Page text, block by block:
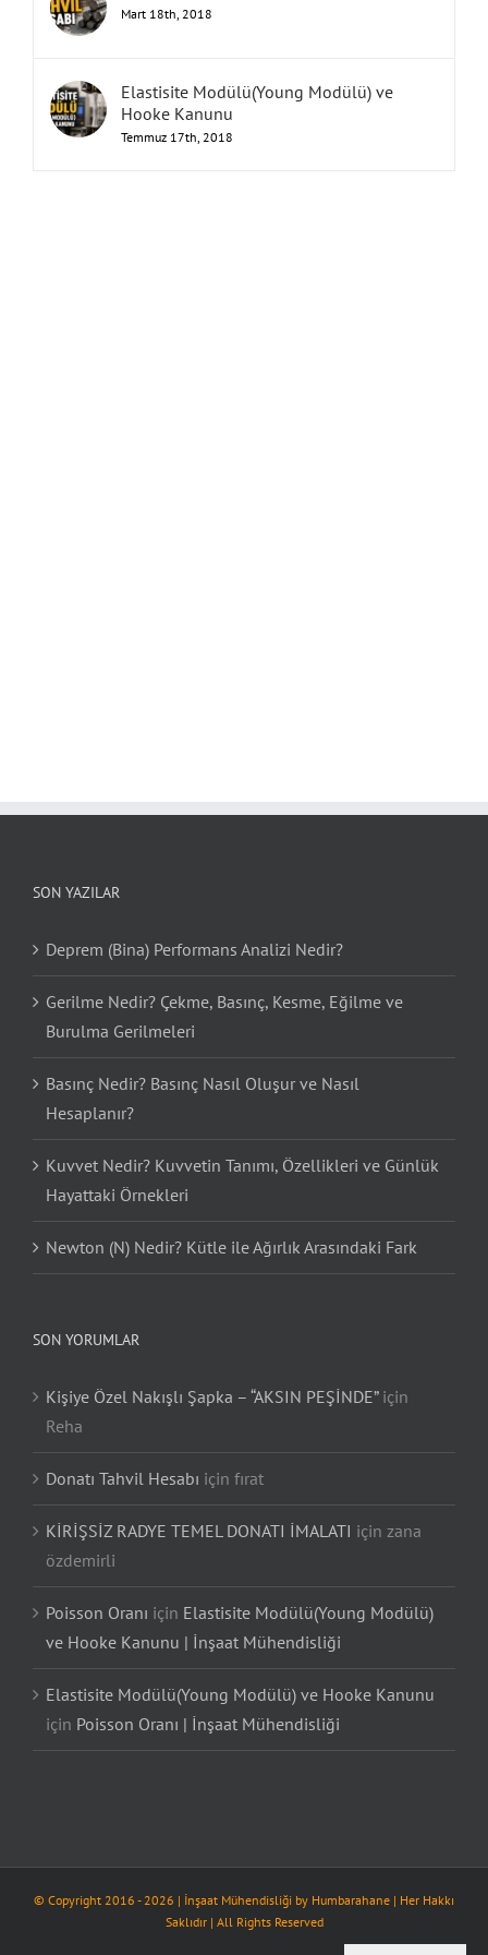
Mart 18th, 2018
Elastisite Modülü(Young Modülü) ve
Hooke Kanunu
Temmuz 17th, 2018
SON YAZILAR
Deprem (Bina) Performans Analizi Nedir?
Gerilme Nedir? Çekme, Basınç, Kesme, Eğilme ve
Burulma Gerilmeleri
Basınç Nedir? Basınç Nasıl Oluşur ve Nasıl
Hesaplanır?
Kuvvet Nedir? Kuvvetin Tanımı, Özellikleri ve Günlük
Hayattaki Örnekleri
Newton (N) Nedir? Kütle ile Ağırlık Arasındaki Fark
SON YORUMLAR
Kişiye Özel Nakışlı Şapka – “AKSIN PEŞİNDE”için
Reha
Donatı Tahvil Hesabı için fırat
KİRİŞSİZ RADYE TEMEL DONATI İMALATI için zana
özdemirli
Poisson Oranı için Elastisite Modülü(Young Modülü)
ve Hooke Kanunu | İnşaat Mühendisliği
Elastisite Modülü(Young Modülü) ve Hooke Kanunu
için Poisson Oranı | İnşaat Mühendisliği
© Copyright 2016 -2026 | İnşaat Mühendisliği by Humbarahane | Her Hakkı
Saklıdır | All Rights Reserved